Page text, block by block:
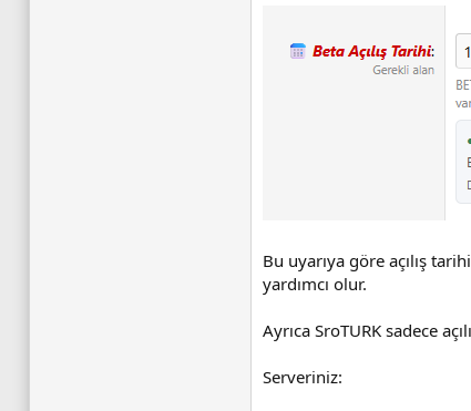
Bu uyarıya göre açılış
yardımcı olur.
Ayrıca SroTURK sadece
Serveriniz: